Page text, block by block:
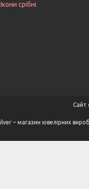
Ікони срібні
Сайт